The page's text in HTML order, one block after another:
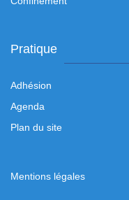
Pratique
Adhésion
Agenda
Plan du site
Mentions légales